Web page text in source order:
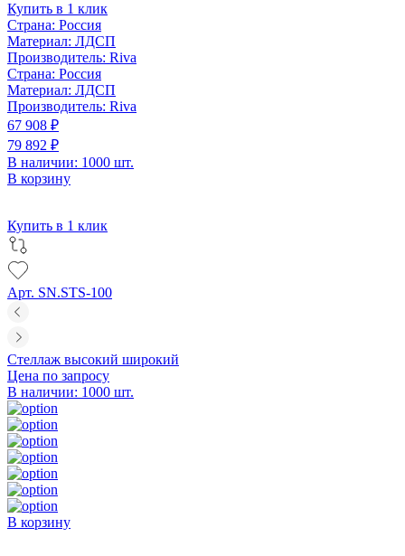
Купить в 1 клик
Страна: Россия
Материал: ЛДСП
Производитель: Riva
Страна: Россия
Материал: ЛДСП
Производитель: Riva
67 908 ₽
79 892 ₽
В наличии: 1000 шт.
В корзину
Купить в 1 клик
Арт. SN.STS-100
Стеллаж высокий широкий
Цена по запросу
В наличии: 1000 шт.
В корзину